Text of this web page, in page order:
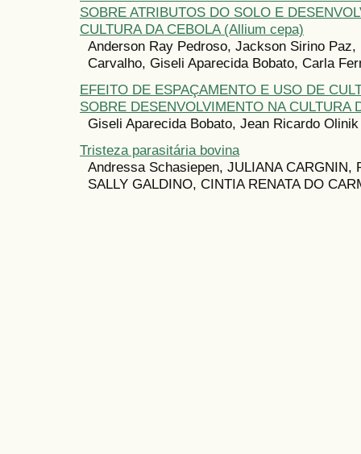
SOBRE ATRIBUTOS DO SOLO E
CULTURA DA CEBOLA (Allium cepa)
Anderson Ray Pedroso, Jackson Sirino Paz,
Carvalho, Giseli Aparecida Bobato, Carla
EFEITO DE ESPAÇAMENTO E USO DE
SOBRE DESENVOLVIMENTO NA CULTURA
Giseli Aparecida Bobato, Jean Ricardo Olinik
Tristeza parasitária bovina
Andressa Schasiepen, JULIANA CARGNIN,
SALLY GALDINO, CINTIA RENATA DO